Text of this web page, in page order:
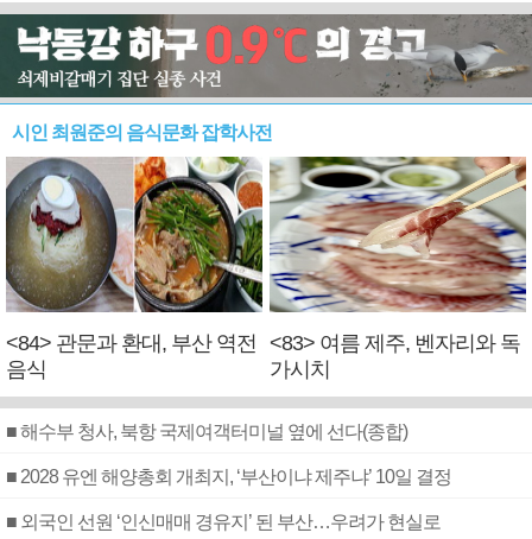
시인 최원준의 음식문화 잡학사전
<84> 관문과 환대, 부산 역전
음식
<83> 여름 제주, 벤자리와 독
가시치
■ 해수부 청사, 북항 국제여객터미널 옆에 선다(종합)
■ 2028 유엔 해양총회 개최지, ‘부산이냐 제주냐’ 10일 결정
■ 외국인 선원 ‘인신매매 경유지’ 된 부산…우려가 현실로